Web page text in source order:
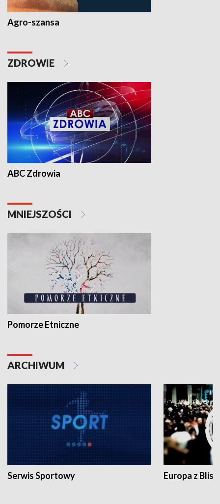
Agro-szansa
ZDROWIE
ABC Zdrowia
MNIEJSZOŚCI
Pomorze Etniczne
ARCHIWUM
Serwis Sportowy Europa z